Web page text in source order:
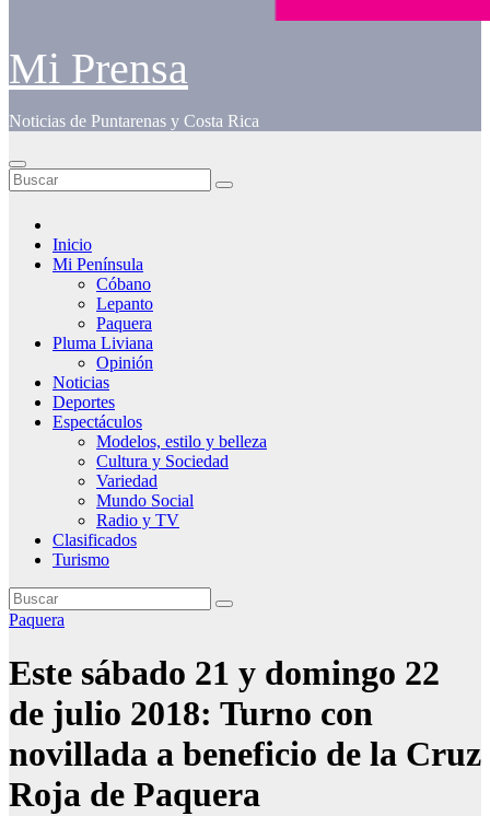
Mi Prensa
Noticias de Puntarenas y Costa Rica
Inicio
Mi Península
Cóbano
Lepanto
Paquera
Pluma Liviana
Opinión
Noticias
Deportes
Espectáculos
Modelos, estilo y belleza
Cultura y Sociedad
Variedad
Mundo Social
Radio y TV
Clasificados
Turismo
Paquera
Este sábado 21 y domingo 22
de julio 2018: Turno con
novillada a beneficio de la Cruz
Roja de Paquera